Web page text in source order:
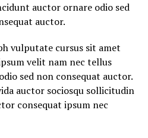
auctor ornare odio sed
auctor.
vulputate cursus sit amet
velit nam nec tellus
sed non consequat auctor.
auctor sociosqu sollicitudin
consequat ipsum nec